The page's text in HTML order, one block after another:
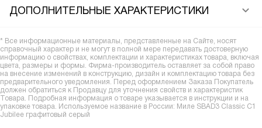
ДОПОЛНИТЕЛЬНЫЕ ХАРАКТЕРИСТИКИ
* Все информационные материалы, представленные на Сайте, носят
справочный характер и не могут в полной мере передавать достоверную
информацию о свойствах, комплектации и характеристиках товара, включая
цвета, размеры и формы. Фирма-производитель оставляет за собой право
на внесение изменений в конструкцию, дизайн и комплектацию товара без
предварительного уведомления. Перед оформлением Заказа Покупатель
должен обратиться к Продавцу для уточнения свойств и характеристик
Товара. Подробная информация о товаре указывается в инструкции и на
упаковке товара. Используемое название в России: Миле SBAD3 Classic C1
Jubilee графитовый серый